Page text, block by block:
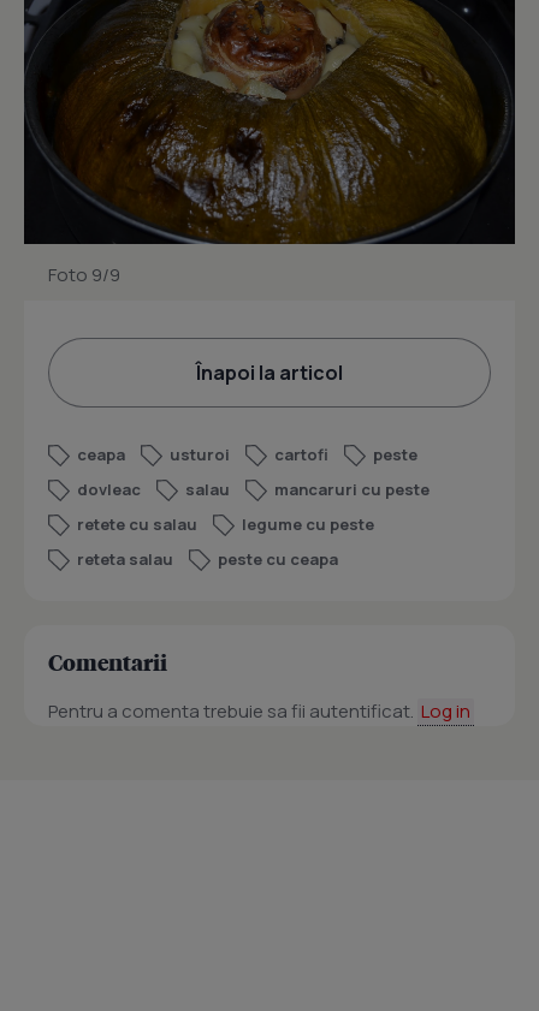
Foto 9/9
Înapoi la articol
ceapa usturoi cartofi
peste
dovleac
salau
mancaruri cu peste
retete cu salau
legume cu peste
reteta salau
peste cu ceapa
Comentarii
Pentru a comenta trebuie sa fii autentificat. Log in